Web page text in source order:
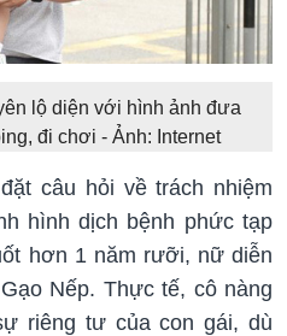
lộ diện với hình ảnh đưa
đi chơi - Ảnh: Internet
câu hỏi về trách nhiệm
hình dịch bệnh phức tạp
hơn 1 năm rưỡi, nữ diễn
Nếp. Thực tế, cô nàng
riêng tư của con gái, dù